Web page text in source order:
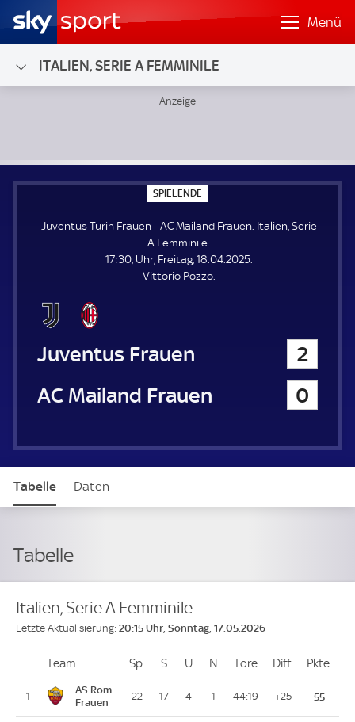
Menü
ITALIEN, SERIE A FEMMINILE
SPIELENDE
P
E
E
N
E
Juventus Turin Frauen - AC Mailand Frauen. Italien, Serie
A Femminile.
17:30, Uhr, Freitag, 18.04.2025.
Vittorio Pozzo.
Juventus Turin Frauen
2
AC Mailand Frauen
0
Tabelle Daten
Tabelle
Italien, Serie A Femminile
Letzte Aktualisierung: 20:15 Uhr, Sonntag, 17.05.2026
PlatzTeam Sp. Spiele
S Siege
U Unentschieden
N Niederlagen
Tore ToreDiff. Differenz
Pkte.
1
AS Rom
Frauen
22 17 4 1 44:19 +25 55